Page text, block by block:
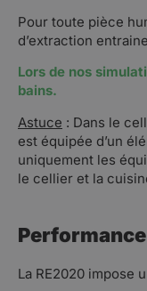
Pour toute pièce
d’extraction
Lors de nos
bains.
Astuce : Dans le
est équipée d’un
uniquement les
le cellier et la
La RE2020 impose